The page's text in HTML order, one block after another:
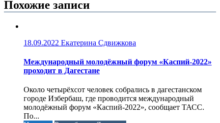
Похожие записи
18.09.2022 Екатерина Сдвижкова
Международный молодёжный форум «Каспий-2022»
проходит в Дагестане
Около четырёхсот человек собрались в дагестанском
городе Избербаш, где проводится международный
молодёжный форум «Каспий-2022», сообщает ТАСС.
По...